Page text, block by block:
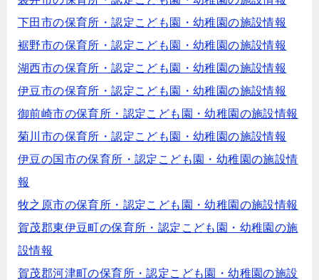
下田市の保育所・認定こども園・幼稚園の施設情報
裾野市の保育所・認定こども園・幼稚園の施設情報
湖西市の保育所・認定こども園・幼稚園の施設情報
伊豆市の保育所・認定こども園・幼稚園の施設情報
御前崎市の保育所・認定こども園・幼稚園の施設情報
菊川市の保育所・認定こども園・幼稚園の施設情報
伊豆の国市の保育所・認定こども園・幼稚園の施設情
報
牧之原市の保育所・認定こども園・幼稚園の施設情報
賀茂郡東伊豆町の保育所・認定こども園・幼稚園の施
設情報
賀茂郡河津町の保育所・認定こども園・幼稚園の施設